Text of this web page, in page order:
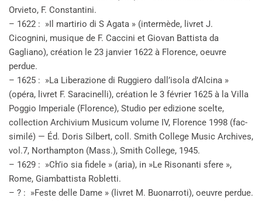
Orvieto, F. Constantini.
– 1622 : »Il martirio di S Agata » (intermède, livret J.
Cicognini, musique de F. Caccini et Giovan Battista da
Gagliano), création le 23 janvier 1622 à Florence, oeuvre
perdue.
– 1625 : »La Liberazione di Ruggiero dall’isola d’Alcina »
(opéra, livret F. Saracinelli), création le 3 février 1625 à la Villa
Poggio Imperiale (Florence), Studio per edizione scelte,
collection Archivium Musicum volume IV, Florence 1998 (fac-
similé) — Éd. Doris Silbert, coll. Smith College Music Archives,
vol.7, Northampton (Mass.), Smith College, 1945.
– 1629 : »Ch’io sia fidele » (aria), in »Le Risonanti sfere »,
Rome, Giambattista Robletti.
– ? : »Feste delle Dame » (livret M. Buonarroti), oeuvre perdue.